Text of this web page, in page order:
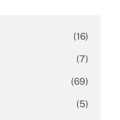
(16)
(7)
(69)
(5)